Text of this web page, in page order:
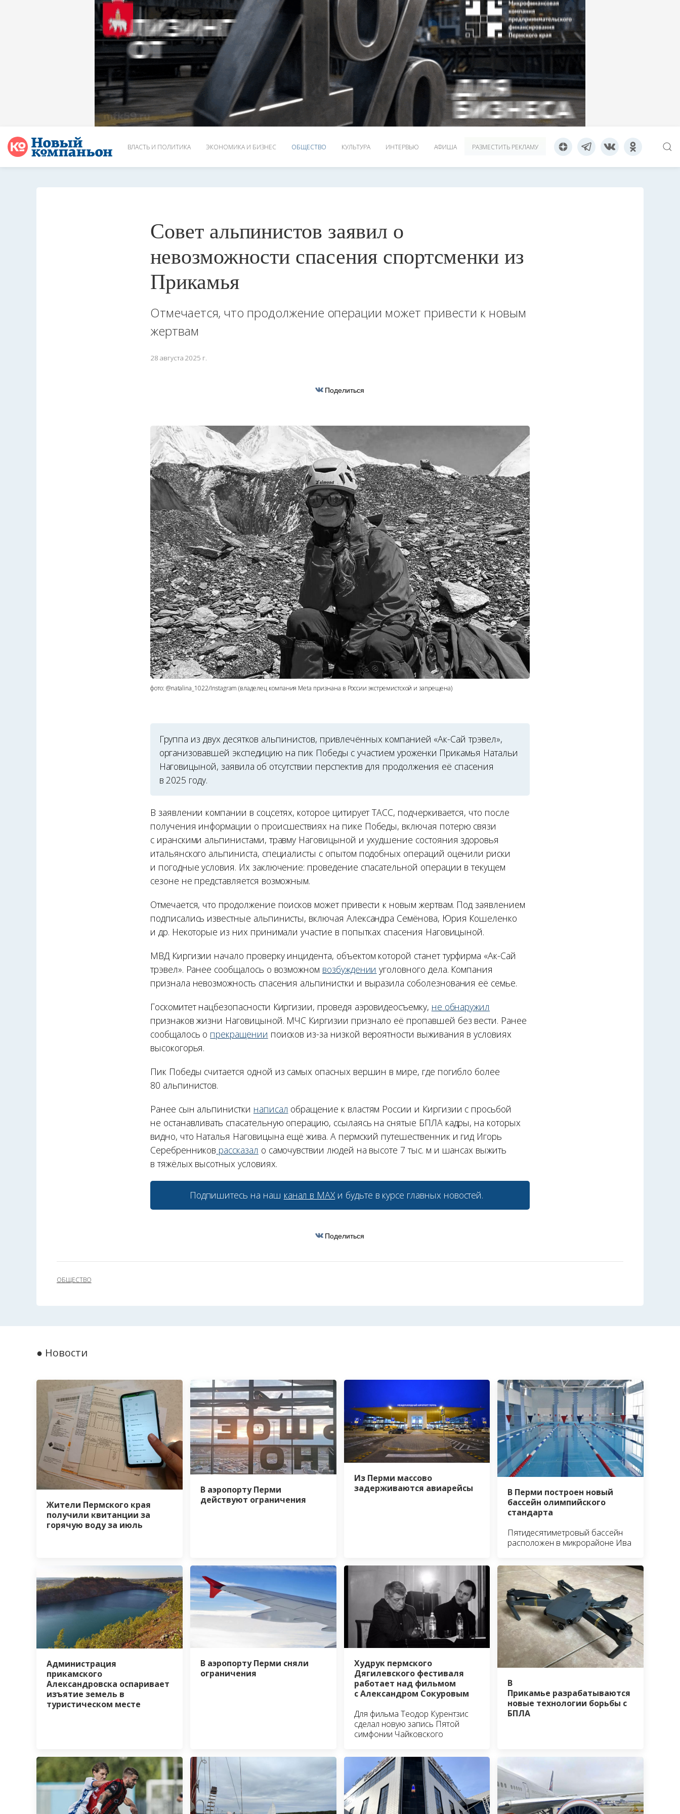
ВЛАСТЬ И ПОЛИТИКА ЭКОНОМИКА И БИЗНЕС ОБЩЕСТВО КУЛЬТУРА ИНТЕРВЬЮ АФИША РАЗМЕСТИТЬ РЕКЛАМУ
Совет альпинистов заявил о
невозможности спасения спортсменки из
Прикамья
Отмечается, что продолжение операции может привести к новым
жертвам
28 августа 2025 г.
Поделиться
фото: @natalina_1022/Instagram (владелец компания Meta признана в России экстремистской и запрещена)
Группа из двух десятков альпинистов, привлечённых компанией «Ак-Сай трэвел»,
организовавшей экспедицию на пик Победы с участием уроженки Прикамья Натальи
Наговицыной, заявила об отсутствии перспектив для продолжения её спасения
в 2025 году.
В заявлении компании в соцсетях, которое цитирует ТАСС, подчеркивается, что после
получения информации о происшествиях на пике Победы, включая потерю связи
с иранскими альпинистами, травму Наговицыной и ухудшение состояния здоровья
итальянского альпиниста, специалисты с опытом подобных операций оценили риски
и погодные условия. Их заключение: проведение спасательной операции в текущем
сезоне не представляется возможным.
Отмечается, что продолжение поисков может привести к новым жертвам. Под заявлением
подписались известные альпинисты, включая Александра Семёнова, Юрия Кошеленко
и др. Некоторые из них принимали участие в попытках спасения Наговицыной.
МВД Киргизии начало проверку инцидента, объектом которой станет турфирма «Ак-Сай
трэвел». Ранее сообщалось о возможном возбуждении уголовного дела. Компания
признала невозможность спасения альпинистки и выразила соболезнования её семье.
Госкомитет нацбезопасности Киргизии, проведя аэровидеосъемку, не обнаружил
признаков жизни Наговицыной. МЧС Киргизии признало её пропавшей без вести. Ранее
сообщалось о прекращении поисков из-за низкой вероятности выживания в условиях
высокогорья.
Пик Победы считается одной из самых опасных вершин в мире, где погибло более
80 альпинистов.
Ранее сын альпинистки написал обращение к властям России и Киргизии с просьбой
не останавливать спасательную операцию, ссылаясь на снятые БПЛА кадры, на которых
видно, что Наталья Наговицына ещё жива. А пермский путешественник и гид Игорь
Серебренников рассказал о самочувствии людей на высоте 7 тыс. м и шансах выжить
в тяжёлых высотных условиях.
Подпишитесь на наш канал в МАХи будьте в курсе главных новостей.
Поделиться
ОБЩЕСТВО
● Новости
Жители Пермского края
получили квитанции за
горячую воду за июль
В аэропорту Перми
действуют ограничения
Из Перми массово
задерживаются авиарейсы
В Перми построен новый
бассейн олимпийского
стандарта
Пятидесятиметровый бассейн
расположен в микрорайоне Ива
Администрация
прикамского
Александровска оспаривает
изъятие земель в
туристическом месте
В аэропорту Перми сняли
ограничения
Худрук пермского
Дягилевского фестиваля
работает над фильмом
с Александром Сокуровым
Для фильма Теодор Курентзис
сделал новую запись Пятой
симфонии Чайковского
В
Прикамье разрабатываются
новые технологии борьбы с
БПЛА